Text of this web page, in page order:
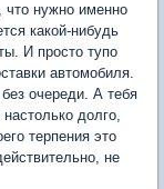
что нужно именно
какой-нибудь
И просто тупо
автомобиля.
очереди. А тебя
долго,
терпения это
не